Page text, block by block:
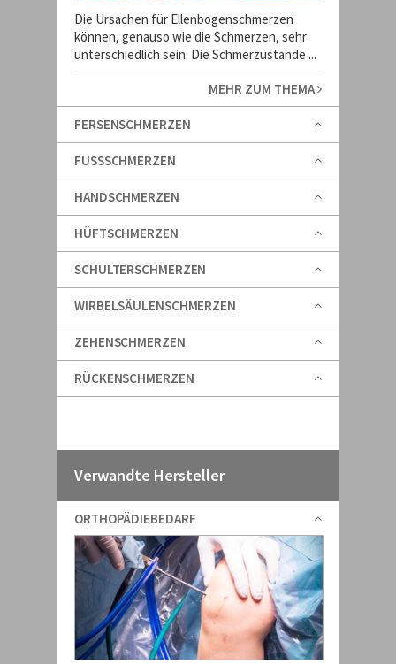
Die Ursachen für Ellenbogenschmerzen
können, genauso wie die Schmerzen, sehr
unterschiedlich sein. Die Schmerzustände ...
MEHR ZUM THEMA
FERSENSCHMERZEN
FUSSSCHMERZEN
HANDSCHMERZEN
HÜFTSCHMERZEN
SCHULTERSCHMERZEN
WIRBELSÄULENSCHMERZEN
ZEHENSCHMERZEN
RÜCKENSCHMERZEN
Verwandte Hersteller
ORTHOPÄDIEBEDARF